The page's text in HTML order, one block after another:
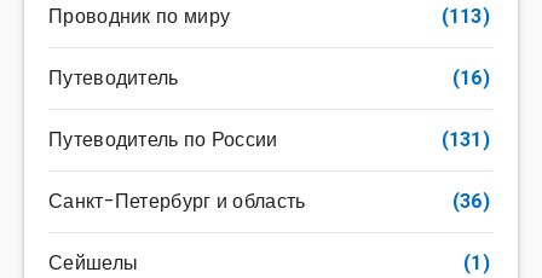
Проводник по миру (113)
Путеводитель (16)
Путеводитель по России (131)
Санкт-Петербург и область (36)
Сейшелы (1)